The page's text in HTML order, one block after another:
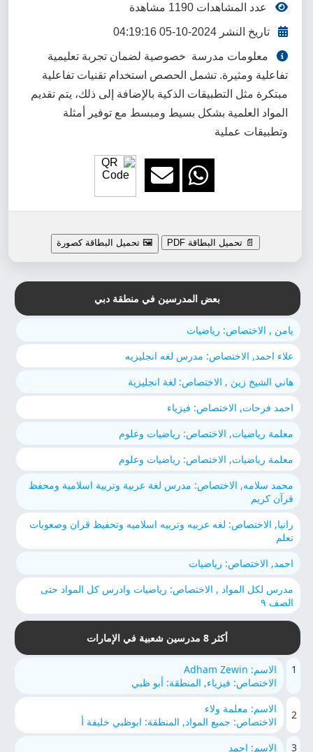
عدد المشاهدات 1190 مشاهدة
تاريخ النشر 2024-10-05 04:19:16
معلومات مدرسة خصوصية لضمان تجربة تعليمية
تفاعلية ومثيرة. تشمل الحصص استخدام تقنيات تفاعلية
مبتكرة مثل التطبيقات الذكية بالإضافة إلى ذلك، يتم تقديم
المواد العلمية بشكل بسيط ومبسط مع توفير أمثلة
وتطبيقات عملية
📄 تحميل البطاقة PDF 🖼️ تحميل البطاقة كصورة
بعض المدرسين في منطقة دبي
يامن , الاختصاص: رياضيات
علاء احمد, الاختصاص: مدرس لغه انجليزيه
هاني الشيخ زين , الاختصاص: لغة انجليزية
احمد فرحات, الاختصاص: فيزياء
معلمة رياضيات, الاختصاص: رياضيات وعلوم
معلمة رياضيات, الاختصاص: رياضيات وعلوم
محمد سلامه, الاختصاص: مدرس لغة عربية وتربية اسلامية ومحفظ
قرآن كريم
رانيا, الاختصاص: لغه عربيه وتربيه اسلاميه وتحفيظ قران وصعوبات
تعلم
احمد, الاختصاص: رياضيات
مدرس لكل المواد , الاختصاص: رياضيات وادرس كل المواد حتى
الصف ٩
أكثر 8 مدرسين شعبية في الإمارات
1
الاسم: Adham Zewin
الاختصاص: فيزياء, المنطقة: أبو ظبي
2
الاسم: معلمة ولاء
الاختصاص: جميع المواد, المنطقة: ابوظبي خليفة أ
3
الاسم: احمد